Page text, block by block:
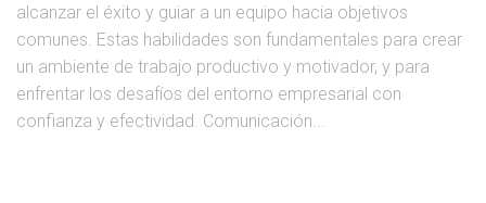
alcanzar el éxito y guiar a un equipo hacia objetivos
comunes. Estas habilidades son fundamentales para crear
un ambiente de trabajo productivo y motivador, y para
enfrentar los desafíos del entorno empresarial con
confianza y efectividad. Comunicación...